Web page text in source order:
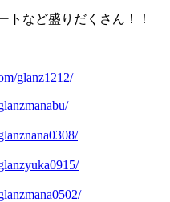
トなど盛りだくさん！！
glanz1212/